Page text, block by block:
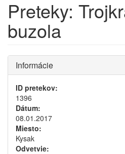
Preteky:
buzola
Informácie
ID pretekov:
1396
Dátum:
08.01.2017
Miesto:
Kysak
Odvetvie: